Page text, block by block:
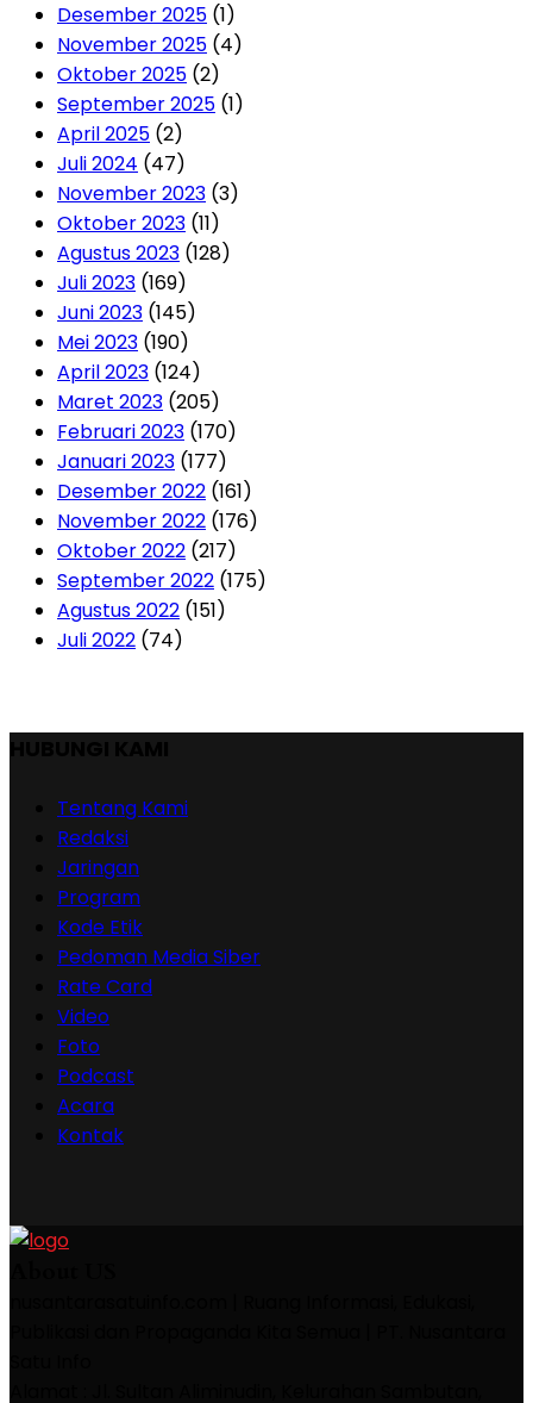
Desember 2025 (1)
November 2025 (4)
Oktober 2025 (2)
September 2025 (1)
April 2025 (2)
Juli 2024 (47)
November 2023 (3)
Oktober 2023 (11)
Agustus 2023 (128)
Juli 2023 (169)
Juni 2023 (145)
Mei 2023 (190)
April 2023 (124)
Maret 2023 (205)
Februari 2023 (170)
Januari 2023 (177)
Desember 2022 (161)
November 2022 (176)
Oktober 2022 (217)
September 2022 (175)
Agustus 2022 (151)
Juli 2022 (74)
Tentang Kami
Redaksi
Jaringan
Program
Kode Etik
Pedoman Media Siber
Rate Card
Video
Foto
Podcast
Acara
Kontak